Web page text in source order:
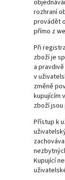
rozhraní
provádět
přímo z
Při
zboží je
a
v
změně
kupujícím
zboží
Přístup k
Kupující